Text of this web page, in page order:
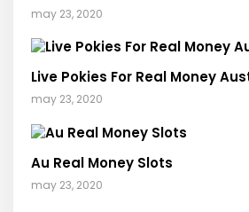
may 23, 2020
Live Pokies For Real Money
may 23, 2020
Au Real Money Slots
may 23, 2020